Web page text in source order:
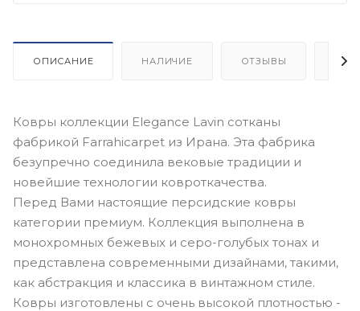
ОПИСАНИЕ НАЛИЧИЕ ОТЗЫВЫ
Ковры коллекции Elegance Lavin сотканы
фабрикой Farrahicarpet из Ирана. Эта фабрика
безупречно соединила вековые традиции и
новейшие технологии ковроткачества.
Перед Вами настоящие персидские ковры
категории премиум. Коллекция выполнена в
монохромных бежевых и серо-голубых тонах и
представлена современными дизайнами, такими,
как абстракция и классика в винтажном стиле.
Ковры изготовлены с очень высокой плотностью -